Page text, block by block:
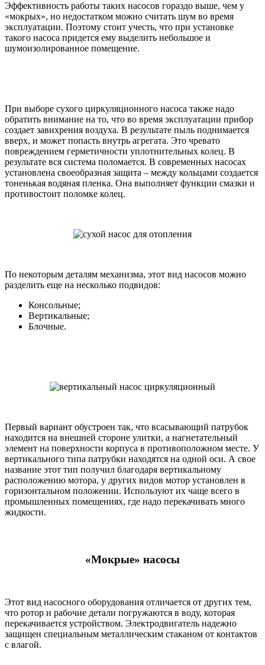
Эффективность работы таких насосов гораздо выше, чем у
«мокрых», но недостатком можно считать шум во время
эксплуатации. Поэтому стоит учесть, что при установке
такого насоса придется ему выделить небольшое и
шумоизолированное помещение.
При выборе сухого циркуляционного насоса также надо
обратить внимание на то, что во время эксплуатации прибор
создает завихрения воздуха. В результате пыль поднимается
вверх, и может попасть внутрь агрегата. Это чревато
повреждением герметичности уплотнительных колец. В
результате вся система поломается. В современных насосах
установлена своеобразная защита – между кольцами создается
тоненькая водяная пленка. Она выполняет функции смазки и
противостоит поломке колец.
По некоторым деталям механизма, этот вид насосов можно
разделить еще на несколько подвидов:
Консольные;
Вертикальные;
Блочные.
Первый вариант обустроен так, что всасывающий патрубок
находится на внешней стороне улитки, а нагнетательный
элемент на поверхности корпуса в противоположном месте. У
вертикального типа патрубки находятся на одной оси. А свое
название этот тип получил благодаря вертикальному
расположению мотора, у других видов мотор установлен в
горизонтальном положении. Используют их чаще всего в
промышленных помещениях, где надо перекачивать много
жидкости.
«Мокрые» насосы
Этот вид насосного оборудования отличается от других тем,
что ротор и рабочие детали погружаются в воду, которая
перекачивается устройством. Электродвигатель надежно
защищен специальным металлическим стаканом от контактов
с влагой.